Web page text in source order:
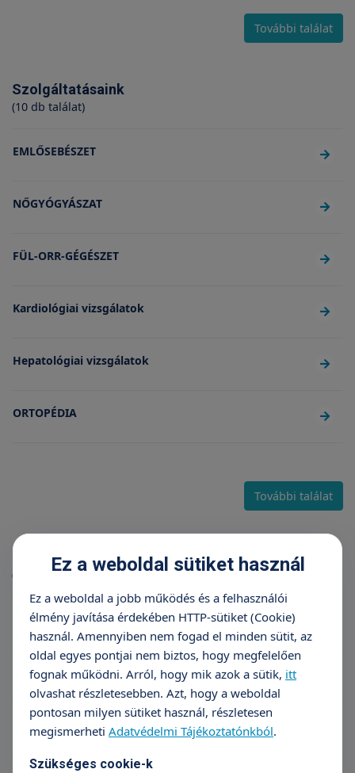
További találat
Szolgáltatásaink
(10 db találat)
EMLŐSEBÉSZET
NŐGYÓGYÁSZAT
FÜL-ORR-GÉGÉSZET
Kardiológiai vizsgálatok
Hepatológiai vizsgálatok
ORTOPÉDIA
További találat
Karrier
(10 db találat)
Általános jelentkezés
Belgyógyász szakorvos Veszprém
Klinikai gyermek-szakpszichológus
Ez a weboldal sütiket használ
Ez a weboldal a jobb működés és a felhasználói
élmény javítása érdekében HTTP-sütiket (Cookie)
használ. Amennyiben nem fogad el minden sütit, az
oldal egyes pontjai nem biztos, hogy megfelelően
fognak működni. Arról, hogy mik azok a sütik, itt
olvashat részletesebben. Azt, hogy a weboldal
pontosan milyen sütiket használ, részletesen
megismerheti Adatvédelmi Tájékoztatónkból.
Szükséges cookie-k